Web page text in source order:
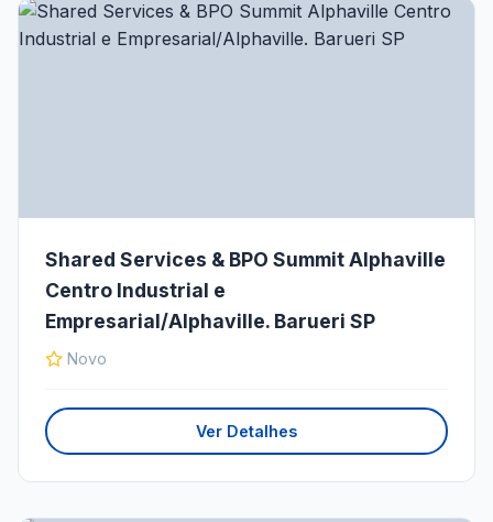
Shared Services & BPO Summit Alphaville
Centro Industrial e
Empresarial/Alphaville. Barueri SP
Novo
Ver Detalhes